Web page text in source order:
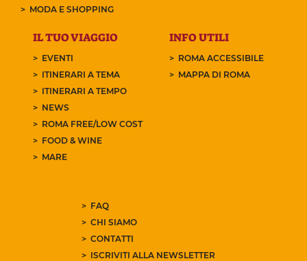
MODA E SHOPPING
IL TUO VIAGGIO
EVENTI
ITINERARI A TEMA
ITINERARI A TEMPO
NEWS
ROMA FREE/LOW COST
FOOD & WINE
MARE
INFO UTILI
ROMA ACCESSIBILE
MAPPA DI ROMA
FAQ
CHI SIAMO
CONTATTI
ISCRIVITI ALLA NEWSLETTER